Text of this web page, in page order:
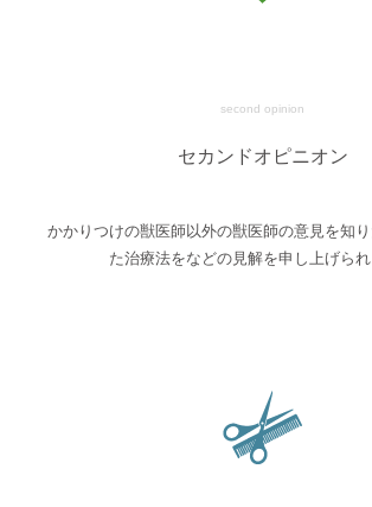
second opinion
セカンドオピニオン
かかりつけの獣医師以外の獣医師の意見を知
た治療法をなどの見解を申し上げられ